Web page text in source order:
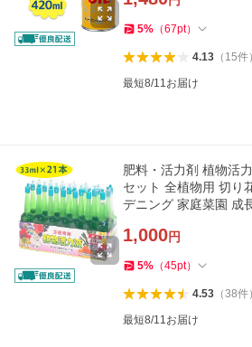
5% （67pt）
4.13（ 15件）
最短8/11お届け
肥料・活力剤 植物活
セット 全植物用 切り
デニング 家庭菜園 成
1,000円
5% （45pt）
4.53（38件）
最短8/11お届け